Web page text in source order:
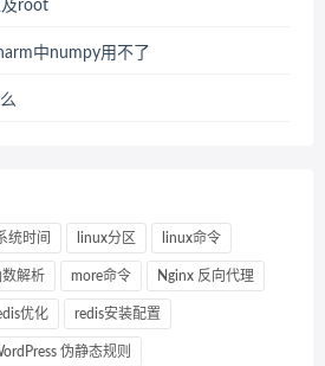
root
中numpy用不了
统时间 linux分区 linux命令
数解析 more命令 Nginx 反向代理
优化 redis安装配置
伪静态规则